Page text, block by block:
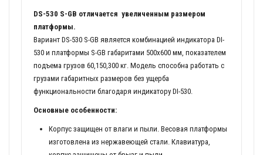
DS-530 S-GB отличается увеличенным размером
платформы.
Вариант DS-530 S-GB является комбинацией индикатора DI-
530 и платформы S-GB габаритами 500х600 мм, показателем
подъема грузов 60,150,300 кг. Модель способна работать с
грузами габаритных размеров без ущерба
функциональности благодаря индикатору DI-530.
Основные особенности:
Корпус защищен от влаги и пыли. Весовая платформы
изготовлена из нержавеющей стали. Клавиатура,